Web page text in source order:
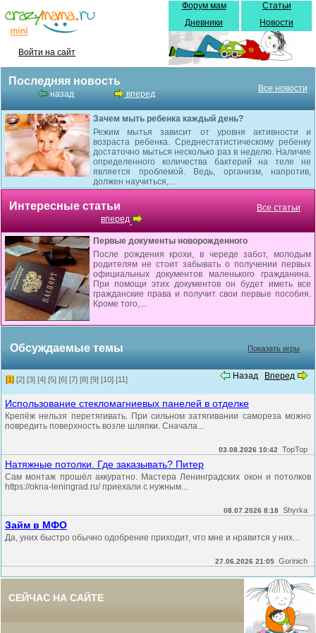
Войти на сайт
Форум мам
Дневники
Статьи
Новости
Последняя новость
назад вперед
Все новости
Зачем мыть ребенка каждый день?
Режим мытья зависит от уровня активности и
возраста ребенка. Среднестатистическому ребенку
достаточно мыться несколько раз в неделю. Наличие
определенного количества бактерий на теле не
является проблемой. Ведь, организм, напротив,
должен научиться,...
Интересные статьи
вперед
Все статьи
Первые документы новорожденного
После рождения крохи, в череде забот, молодым
родителям не стоит забывать о получении первых
официальных документов маленького гражданина.
При помощи этих документов он будет иметь все
гражданские права и получит свои первые пособия.
Кроме того,...
Обсуждаемые темы Показать игры
Назад Вперед
[1] [2] [3] [4] [5] [6] [7] [8] [9] [10] [11]
Использование стекломагниевых панелей в отделке
Крепёж нельзя перетягивать. При сильном затягивании самореза можно
повредить поверхность возле шляпки. Сначала...
03.08.2026 10:42 TopTop
Натяжные потолки. Где заказывать? Питер
Сам монтаж прошёл аккуратно. Мастера Ленинградских окон и потолков
https://okna-leningrad.ru/ приехали с нужным...
08.07.2026 8:18 Shyrka
Займ в МФО
Да, уних быстро обычно одобрение приходит, что мне и нравится у них...
27.06.2026 21:05 Gorinich
СЕЙЧАС НА САЙТЕ